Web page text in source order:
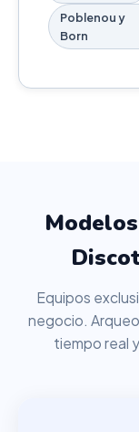
Poblenou y
Born
Equipos
negocio.
tiempo real